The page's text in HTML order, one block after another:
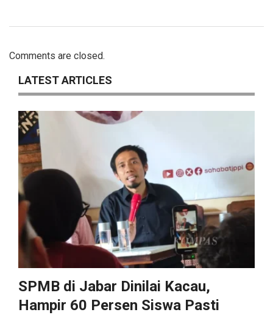
Comments are closed.
LATEST ARTICLES
SPMB di Jabar Dinilai Kacau,
Hampir 60 Persen Siswa Pasti